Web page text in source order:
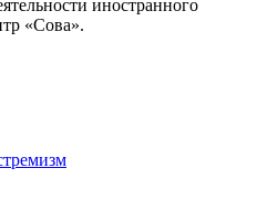
иностранного
«Сова».